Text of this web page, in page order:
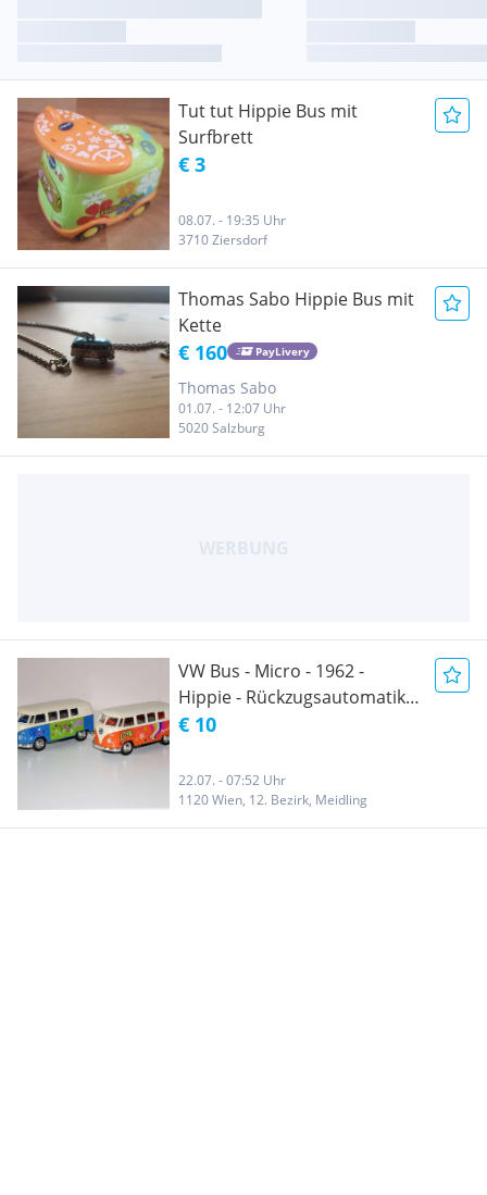
Tut tut Hippie Bus mit
Surfbrett
€ 3
08.07. - 19:35 Uhr
3710 Ziersdorf
Thomas Sabo Hippie Bus mit
Kette
€ 160 PayLivery
Thomas Sabo
01.07. - 12:07 Uhr
5020 Salzburg
VW Bus - Micro - 1962 -
Hippie - Rückzugsautomatik -
Welly
€ 10
22.07. - 07:52 Uhr
1120 Wien, 12. Bezirk, Meidling